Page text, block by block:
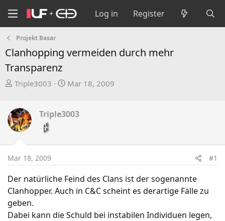
Log in Register
Projekt Basar
Clanhopping vermeiden durch mehr
Transparenz
T
e
a
d
t
r
t
e
r
Triple3003
S
r
Mar 18, 2009
Triple3003
Mar 18, 2009 #1
Der natürliche Feind des Clans ist der sogenannte
Clanhopper. Auch in C&C scheint es derartige Fälle zu
geben.
Dabei kann die Schuld bei instabilen Individuen legen,